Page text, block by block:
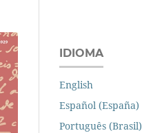
IDIOMA
English
Español (España)
Português (Brasil)